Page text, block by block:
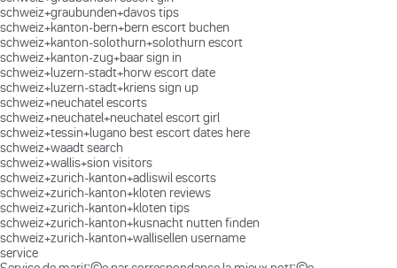
schweiz+graubunden+davos tips
schweiz+kanton-bern+bern escort buchen
schweiz+kanton-solothurn+solothurn escort
schweiz+kanton-zug+baar sign in
schweiz+luzern-stadt+horw escort date
schweiz+luzern-stadt+kriens sign up
schweiz+neuchatel escorts
schweiz+neuchatel+neuchatel escort girl
schweiz+tessin+lugano best escort dates here
schweiz+waadt search
schweiz+wallis+sion visitors
schweiz+zurich-kanton+adliswil escorts
schweiz+zurich-kanton+kloten reviews
schweiz+zurich-kanton+kloten tips
schweiz+zurich-kanton+kusnacht nutten finden
schweiz+zurich-kanton+wallisellen username
service